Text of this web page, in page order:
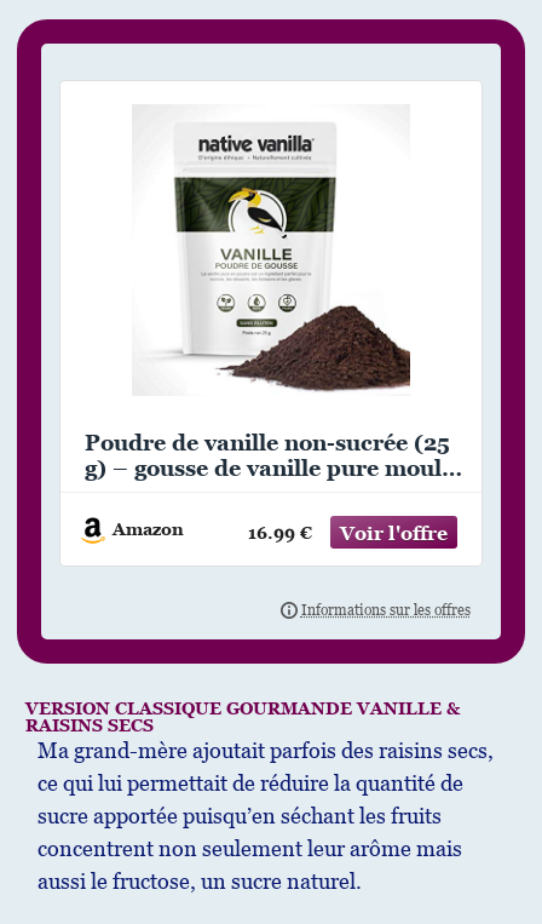
Poudre de vanille non-sucrée (25
g) – gousse de vanille pure moulue
Amazon 16.99 €
VERSION CLASSIQUE GOURMANDE VANILLE &
RAISINS SECS
Ma grand-mère ajoutait parfois des raisins secs,
ce qui lui permettait de réduire la quantité de
sucre apportée puisqu’en séchant les fruits
concentrent non seulement leur arôme mais
aussi le fructose, un sucre naturel.